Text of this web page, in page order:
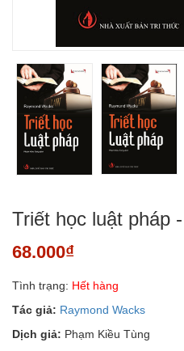
Triết học luật pháp
68.000₫
Tình trạng: Hết hàng
Tác giả: Raymond Wacks
Dịch giả: Phạm Kiều Tùng